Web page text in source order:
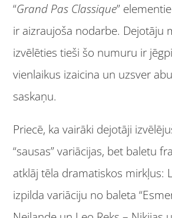
“Grand Pas Classique”
ir aizraujoša nodarbe. Dejotāju
izvēlēties tieši šo numuru ir
vienlaikus izaicina un uzsver
saskaņu.
Priecē, ka vairāki dejotāji
“sausas” variācijas, bet baletu
atklāj tēla dramatiskos mirkļus:
izpilda variāciju no baleta